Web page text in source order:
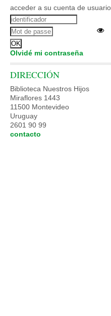
acceder a su cuenta de usuario
Olvidé mi contraseña
DIRECCIÓN
Biblioteca Nuestros Hijos
Miraflores 1443
11500 Montevideo
Uruguay
2601 90 99
contacto